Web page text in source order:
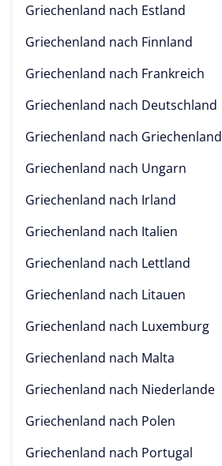
Griechenland nach Estland
Griechenland nach Finnland
Griechenland nach Frankreich
Griechenland nach Deutschland
Griechenland nach Griechenland
Griechenland nach Ungarn
Griechenland nach Irland
Griechenland nach Italien
Griechenland nach Lettland
Griechenland nach Litauen
Griechenland nach Luxemburg
Griechenland nach Malta
Griechenland nach Niederlande
Griechenland nach Polen
Griechenland nach Portugal